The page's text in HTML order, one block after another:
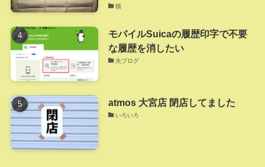
猫
モバイルSuicaの履歴印字で不要
な履歴を消したい
夫ブログ
atmos 大宮店 閉店してました
いろいろ